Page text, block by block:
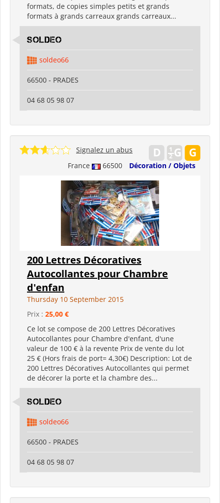
formats, de copies simples petits et grands
formats à grands carreaux grands carreaux...
SOLDEO
soldeo66
66500 - PRADES
04 68 05 98 07
France 66500 Décoration / Objets
Signalez un abus
200 Lettres Décoratives
Autocollantes pour Chambre
d'enfan
Thursday 10 September 2015
Prix : 25,00 €
Ce lot se compose de 200 Lettres Décoratives
Autocollantes pour Chambre d'enfant, d'une
valeur de 100 € à la revente Prix de vente du lot
25 € (Hors frais de port= 4,30€) Description: Lot de
200 Lettres Décoratives Autocollantes qui permet
de décorer la porte et la chambre des...
SOLDEO
soldeo66
66500 - PRADES
04 68 05 98 07